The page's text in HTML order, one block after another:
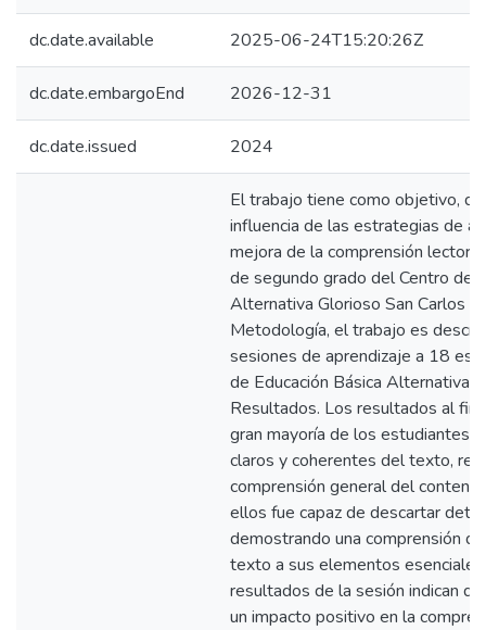
dc.date.available 2025-06-24T15:20:26Z
dc.date.embargoEnd 2026-12-31
dc.date.issued 2024
El trabajo tiene como objetivo,
influencia de las estrategias de
mejora de la comprensión
de segundo grado del Centro de
Alternativa Glorioso San Carlos
Metodología, el trabajo es
sesiones de aprendizaje a 18
de Educación Básica Alternativa
Resultados. Los resultados al
gran mayoría de los estudiantes
claros y coherentes del texto,
comprensión general del
ellos fue capaz de descartar
demostrando una comprensión
texto a sus elementos
resultados de la sesión indican
un impacto positivo en la